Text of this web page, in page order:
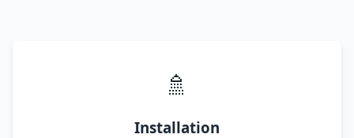
🚿
Installation